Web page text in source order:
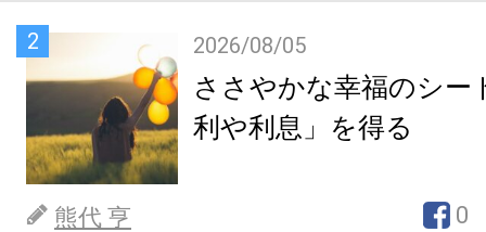
2 2026/08/05
ささやかな幸福のシー
利や利息」を得る
熊代 亨 0